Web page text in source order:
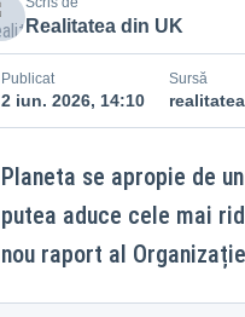
Realitatea din UK
Publicat
2 iun. 2026, 14:10
Sursă
Planeta se apropie de
putea aduce cele mai
nou raport al